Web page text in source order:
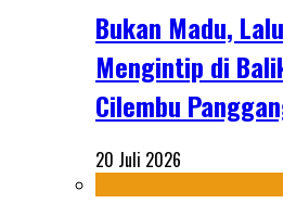
Bukan Madu,
Mengintip di
Cilembu
20 Juli 2026